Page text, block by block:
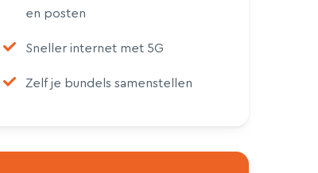
en posten
Sneller internet met 5G
Zelf je bundels samenstellen